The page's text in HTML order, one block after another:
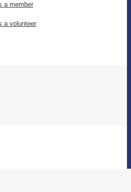
a member
a volunteer